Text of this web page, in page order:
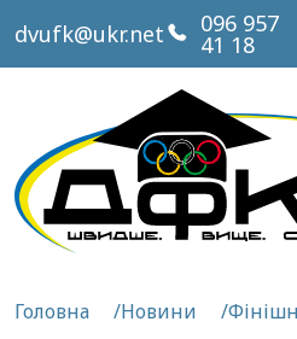
dvufk@ukr.net 096 957
41 18
Головна Новини